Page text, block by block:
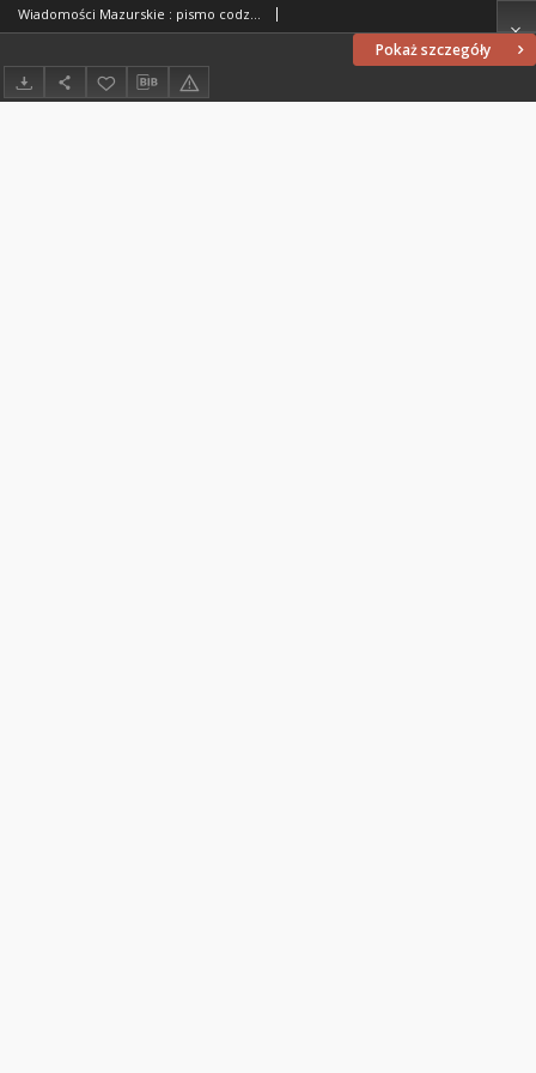
Pokaż szczegóły
Wiadomości Mazurskie : pismo codzienne. 1946 (R. 2), nr 211 (222)